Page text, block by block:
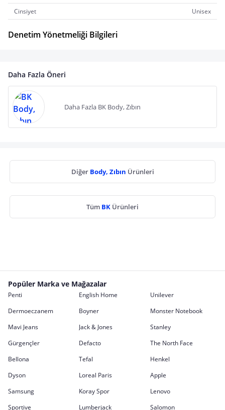
Cinsiyet
Unisex
Denetim Yönetmeliği Bilgileri
Daha Fazla Öneri
Daha Fazla BK Body, Zıbın
Diğer Body, Zıbın Ürünleri
Tüm BK Ürünleri
Popüler Marka ve Mağazalar
Penti English Home
Unilever
Dermoeczanem
Boyner
Monster Notebook
Mavi Jeans
Jack & Jones
Stanley
Gürgençler
Defacto
The North Face
Bellona
Tefal
Henkel
Dyson
Loreal Paris
Apple
Samsung
Koray Spor
Lenovo
Sportive
Lumberjack Salomon